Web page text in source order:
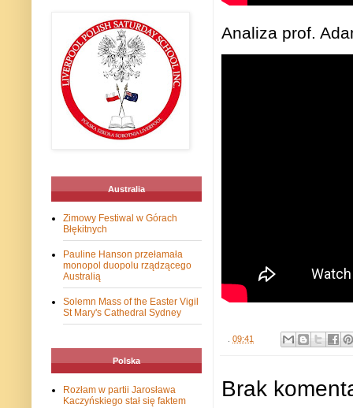
Analiza prof.
09:41
Brak
Australia
Zimowy Festiwal w Górach
Błękitnych
Pauline Hanson przełamała
monopol duopolu rządzącego
Australią
Solemn Mass of the Easter Vigil
St Mary's Cathedral Sydney
Polska
Rozłam w partii Jarosława
Kaczyńskiego stał się faktem